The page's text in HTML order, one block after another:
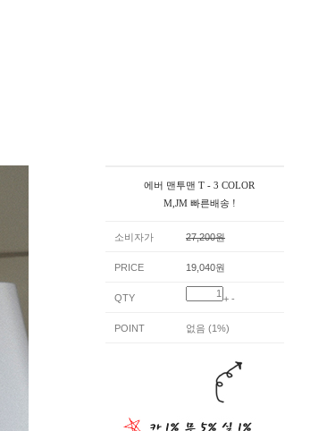
에버 맨투맨 T - 3 COLOR
M,JM 빠른배송 !
소비자가 27,200원
PRICE 19,040원
QTY + -
POINT 없음 (1%)